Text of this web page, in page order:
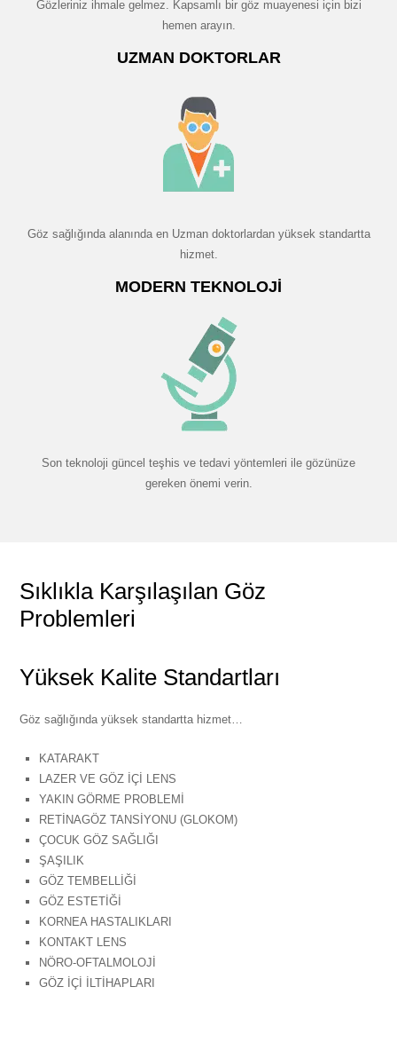
Gözleriniz ihmale gelmez. Kapsamlı bir göz muayenesi için bizi
hemen arayın.
UZMAN DOKTORLAR
Göz sağlığında alanında en Uzman doktorlardan yüksek standartta
hizmet.
MODERN TEKNOLOJI
Son teknoloji güncel teşhis ve tedavi yöntemleri ile gözünüze
gereken önemi verin.
Sıklıkla Karşılaşılan Göz
Problemleri
Yüksek Kalite Standartları
Göz sağlığında yüksek standartta hizmet…
KATARAKT
LAZER VE GÖZ İÇİ LENS
YAKIN GÖRME PROBLEMİ
RETİNAGÖZ TANSİYONU (GLOKOM)
ÇOCUK GÖZ SAĞLIĞI
ŞAŞILIK
GÖZ TEMBELLİĞİ
GÖZ ESTETİĞİ
KORNEA HASTALIKLARI
KONTAKT LENS
NÖRO-OFTALMOLOJİ
GÖZ İÇİ İLTİHAPLARI